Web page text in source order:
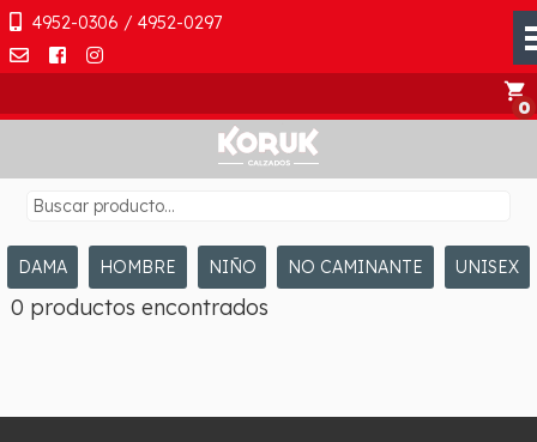
4952-0306 / 4952-0297
shopping_cart
DAMA HOMBRE NIÑO NO CAMINANTE UNISEX
0 productos encontrados